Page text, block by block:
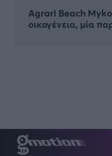
Agrari Beach
οικογένεια, μία